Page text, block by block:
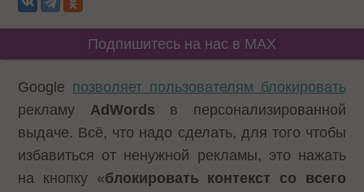
Подпишитесь на нас в MAX
Google позволяет пользователям блокировать
рекламу AdWords в персонализированной
выдаче. Всё, что надо сделать, для того чтобы
избавиться от ненужной рекламы, это нажать
на кнопку «блокировать контекст со всего